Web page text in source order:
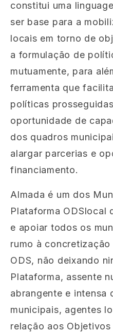
constitui uma
ser base para a
locais em torno de
a formulação de
mutuamente, para
ferramenta que
políticas
oportunidade de
dos quadros
alargar parcerias e
financiamento.
Almada é um dos
Plataforma ODSlocal
e apoiar todos os
rumo à
ODS, não deixando
Plataforma, assente
abrangente e intensa
municipais, agentes
relação aos